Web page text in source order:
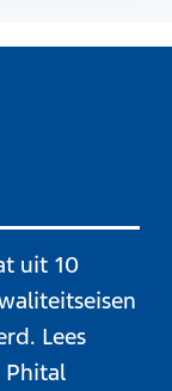
uit 10
Lees